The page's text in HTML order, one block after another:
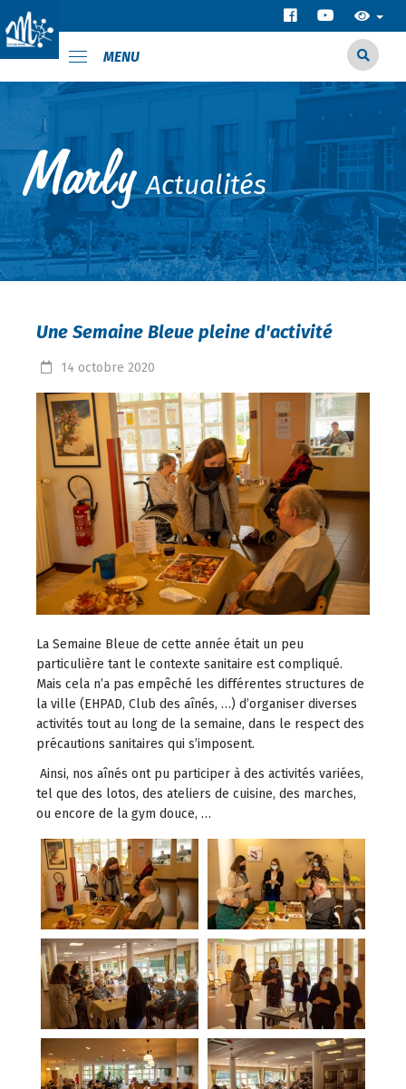
MENU
Actualités
Une Semaine Bleue pleine d'activité
14 octobre 2020
La Semaine Bleue de cette année était un peu
particulière tant le contexte sanitaire est compliqué.
Mais cela n’a pas empêché les différentes structures de
la ville (EHPAD, Club des aînés, …) d’organiser diverses
activités tout au long de la semaine, dans le respect des
précautions sanitaires qui s’imposent.
Ainsi, nos aînés ont pu participer à des activités variées,
tel que des lotos, des ateliers de cuisine, des marches,
ou encore de la gym douce, …